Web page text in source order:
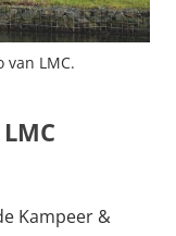
van LMC.
Kampeer &